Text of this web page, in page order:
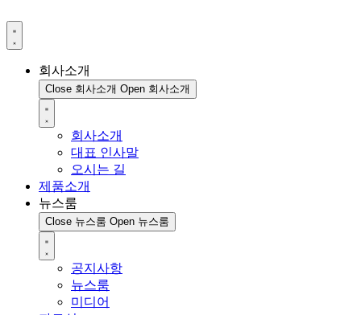
회사소개
Close 회사소개 Open 회사소개
회사소개
대표 인사말
오시는 길
제품소개
뉴스룸
Close 뉴스룸 Open 뉴스룸
공지사항
뉴스룸
미디어